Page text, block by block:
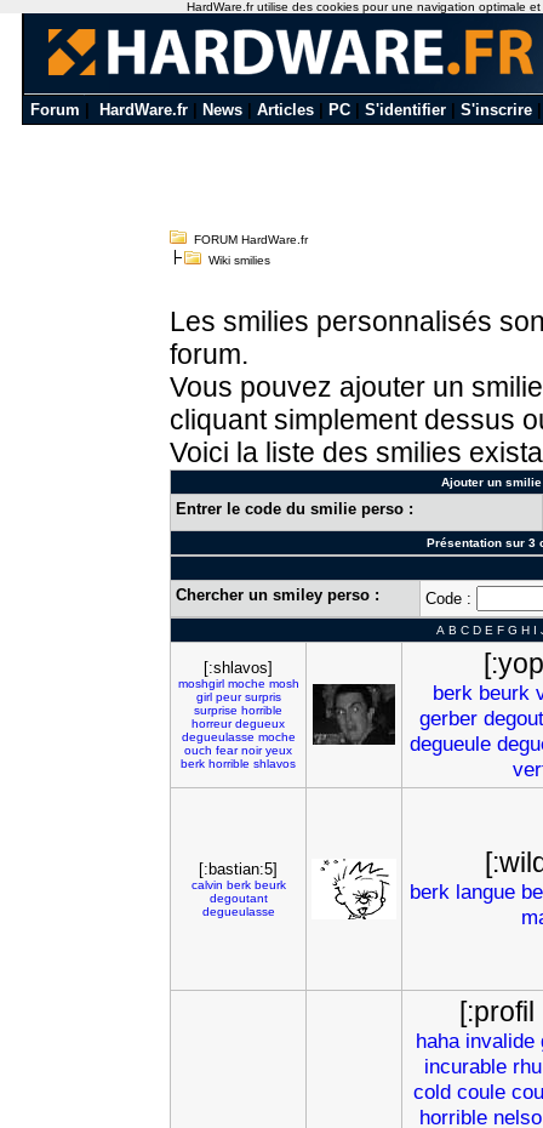
Forum HardWare.fr News Articles PC S'identifier S'inscrire
FORUM HardWare.fr
Wiki smilies
Les smilies personnalisés
forum.
Vous pouvez ajouter un
cliquant simplement dessus
Voici la liste des smilies
Ajouter un
Entrer le code du smilie perso :
Présentation sur 3
Chercher un smiley perso : Code :
A B C D E F G H I
[:shlavos]
moshgirl moche mosh
girl peur surpris
surprise horrible
horreur degueux
degueulasse moche
ouch fear noir yeux
berk horrible shlavos
berk beurk
gerber degout
degueule
[:bastian:5]
calvin berk beurk
degoutant
degueulasse
berk langue
[:profil
haha invalide
incurable
cold coule
horrible
HardWare.fr utilise des cookies pour une navigation optimale